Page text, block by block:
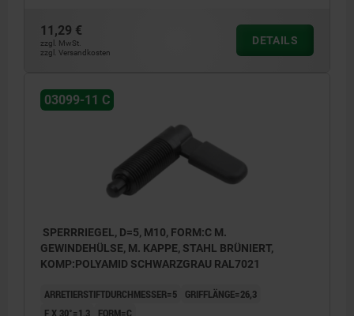
11,29 €
zzgl. MwSt.
zzgl. Versandkosten
DETAILS
03099-11 C
SPERRRIEGEL, D=5, M10, FORM:C M.
GEWINDEHÜLSE, M. KAPPE, STAHL BRÜNIERT,
KOMP:POLYAMID SCHWARZGRAU RAL7021
ARRETIERSTIFTDURCHMESSER=5
GRIFFLÄNGE=26,3
F X 30°=1,3
FORM=C